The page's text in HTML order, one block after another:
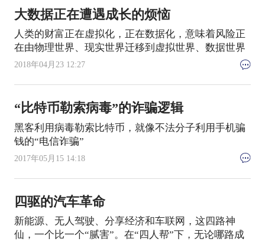
网技术哲学等研究。1999年毕业于中国科学院，获计
算机应用技术博士学位。著有《互联网的基因》一书
(2016年9月)，全面阐述了作者对互联网技术发展的规
律、特点和趋势的看法。
大数据正在遭遇成长的烦恼
人类的财富正在虚拟化，正在数据化，意味着风险正
在由物理世界、现实世界迁移到虚拟世界、数据世界
2018年04月23 12:27
“比特币勒索病毒”的诈骗逻辑
黑客利用病毒勒索比特币，就像不法分子利用手机骗
钱的“电信诈骗”
2017年05月15 14:18
四驱的汽车革命
新能源、无人驾驶、分享经济和车联网，这四路神
仙，一个比一个“腻害”。在“四人帮”下，无论哪路成